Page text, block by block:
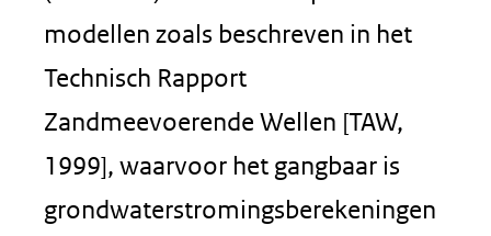
modellen zoals beschreven in het
Technisch Rapport
Zandmeevoerende Wellen [TAW,
1999], waarvoor het gangbaar is
grondwaterstromingsberekeningen